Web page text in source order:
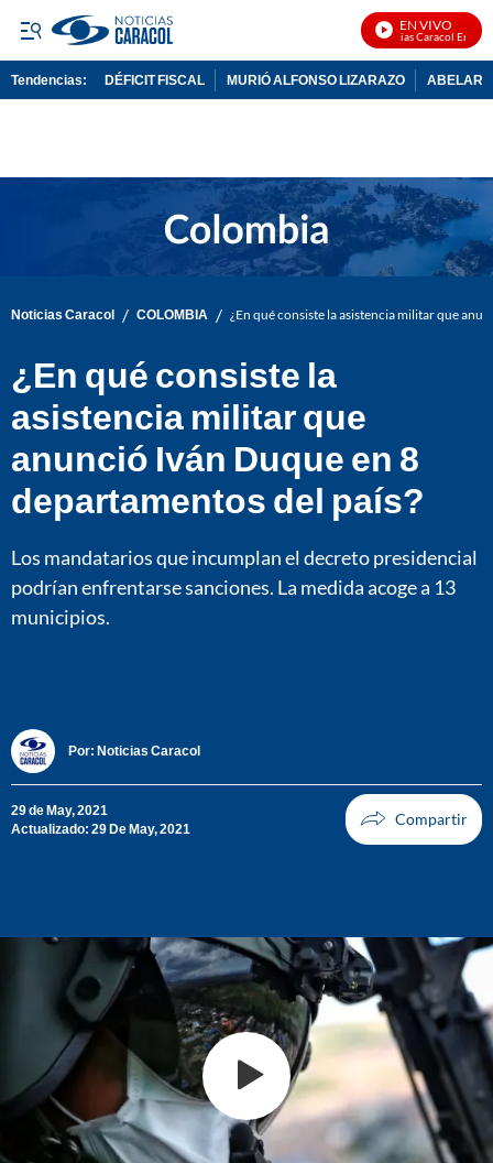
EN VIVO
Noticias Caracol En Vivo
Tendencias: DÉFICIT FISCAL MURIÓ ALFONSO LIZARAZO
Noticias Caracol / COLOMBIA / ¿En qué consiste la asistencia militar que
¿En qué consiste la
asistencia militar que
anunció Iván Duque en 8
departamentos del país?
Los mandatarios que incumplan el decreto presidencial
podrían enfrentarse sanciones. La medida acoge a 13
municipios.
Por: Noticias Caracol
29 de May, 2021
Actualizado: 29 De May, 2021